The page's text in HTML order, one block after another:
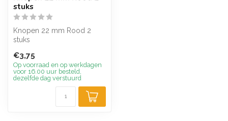
stuks
Knopen 22 mm Rood 2
stuks
€3,75
Op voorraad en op werkdagen
voor 16.00 uur besteld,
dezelfde dag verstuurd